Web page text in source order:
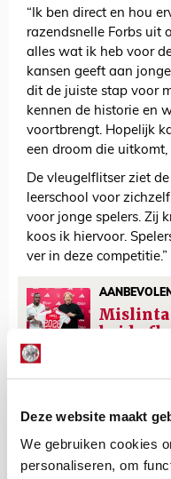
Deze website maakt
We gebruiken cookies
personaliseren, om
“Ik ben direct en hou
razendsnelle Forbs uit
alles wat ik heb voor
kansen geeft aan
dit de juiste stap voor
kennen de historie en
voortbrengt. Hopelijk
een droom die uitkomt,
De vleugelflitser ziet
leerschool voor
voor jonge spelers. Zij
koos ik hiervoor.
ver in deze competitie.”
AANBEVOLEN
beide
Bekijk alle berichten